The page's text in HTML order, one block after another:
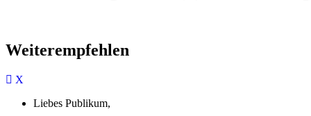
Weiterempfehlen
Liebes Publikum,